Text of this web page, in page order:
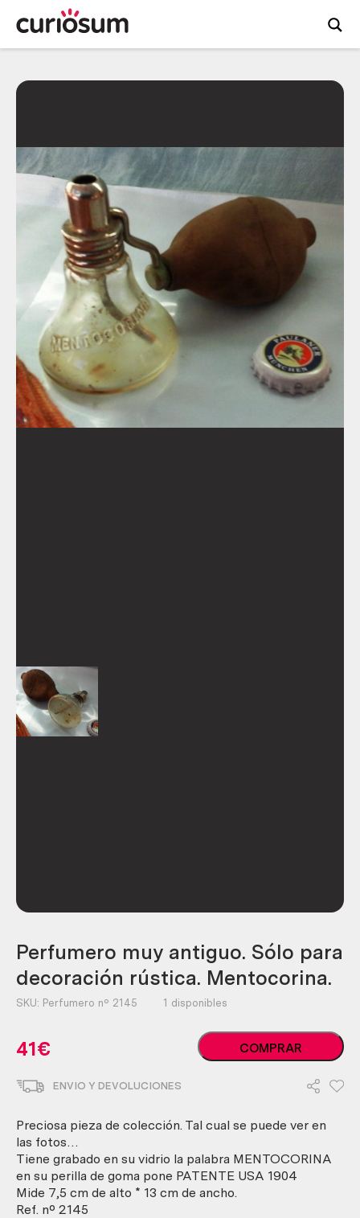
Perfumero muy antiguo. Sólo para
decoración rústica. Mentocorina.
SKU: Perfumero nº 2145 1 disponibles
41€
Perfumero
muy
decoración
Mentocorina.
cantidad
COMPRAR
ENVIO Y DEVOLUCIONES
Preciosa pieza de colección. Tal cual se puede ver en
las fotos…
Tiene grabado en su vidrio la palabra MENTOCORINA
en su perilla de goma pone PATENTE USA 1904
Mide 7,5 cm de alto * 13 cm de ancho.
Ref. nº 2145